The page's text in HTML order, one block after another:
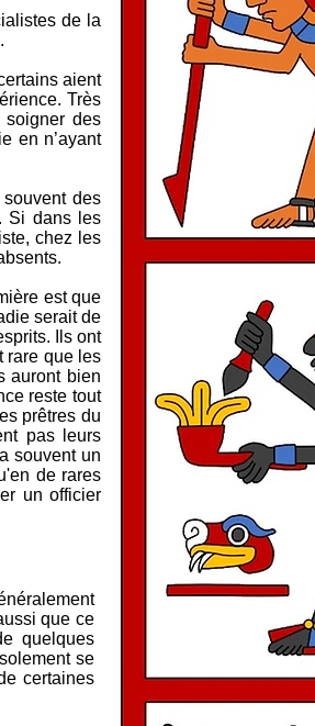
de la
aient
Très
soigner des
en n’ayant
des
Si dans les
chez les
est que
serait de
Ils ont
rare que les
auront bien
reste tout
prêtres du
pas leurs
souvent un
de rares
un officier
que ce
quelques
se
certaines